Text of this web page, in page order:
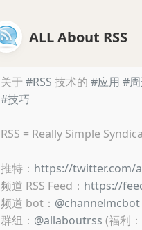
ALL About RSS
关于 #RSS 技术的 #应用 #
#技巧
RSS = Really Simple
推特： https://twitter.com/
频道 RSS Feed： https://
频道 bot： @channelmcbot
群组： @allaboutrss (福利